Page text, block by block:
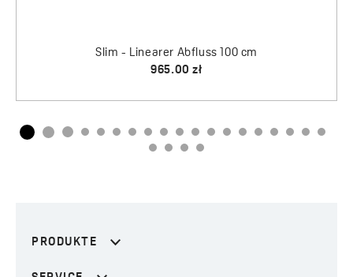
Slim - Linearer Abfluss 100 cm
965.00 zł
PRODUKTE